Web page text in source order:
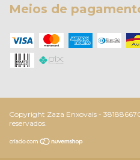
Meios de
Copyright Zaza Enxovais -
reservados.